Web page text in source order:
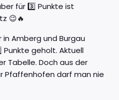
für 3️⃣ Punkte ist
😉🔥
Amberg und Burgau
geholt. Aktuell
Tabelle. Doch aus der
Pfaffenhofen darf man nie